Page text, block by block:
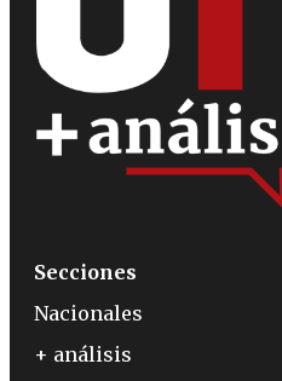
Secciones
Nacionales
+ análisis